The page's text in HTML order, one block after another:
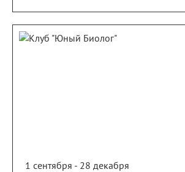
1 сентября - 28 декабря